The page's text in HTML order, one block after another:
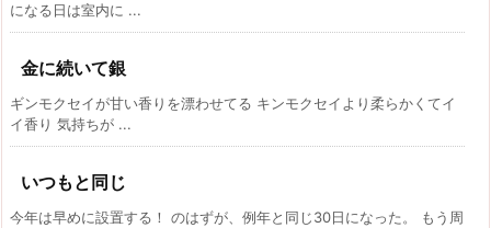
になる日は室内に ...
金に続いて銀
ギンモクセイが甘い香りを漂わせてる キンモクセイより柔らかくてイ
イ香り 気持ちが ...
いつもと同じ
今年は早めに設置する！ のはずが、例年と同じ30日になった。 もう周